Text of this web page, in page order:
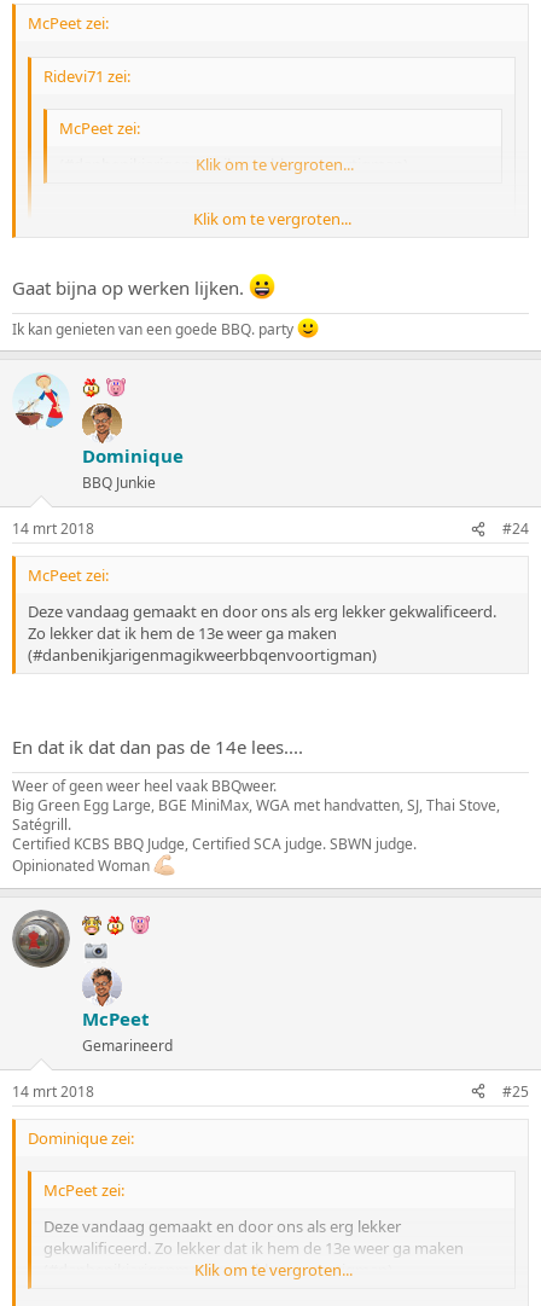
McPeet zei:
Ridevi71 zei:
McPeet zei:
(#danbenikjarigenmagikweerbbqenvoortigman)
Klik om te vergroten...
Klik om te vergroten...
Yep, wat hebben we het zwaar he B-)
Klik om te vergroten...
Gaat bijna op werken lijken.
Ik kan genieten van een goede BBQ. party
Dominique
BBQ Junkie
14 mrt 2018 #24
McPeet zei:
Deze vandaag gemaakt en door ons als erg lekker gekwalificeerd.
Zo lekker dat ik hem de 13e weer ga maken
(#danbenikjarigenmagikweerbbqenvoortigman)
En dat ik dat dan pas de 14e lees....
Weer of geen weer heel vaak BBQweer.
Big Green Egg Large, BGE MiniMax, WGA met handvatten, SJ, Thai Stove,
Satégrill.
Certified KCBS BBQ Judge, Certified SCA judge. SBWN judge.
Opinionated Woman
McPeet
Gemarineerd
14 mrt 2018 #25
Dominique zei:
McPeet zei:
Deze vandaag gemaakt en door ons als erg lekker
gekwalificeerd. Zo lekker dat ik hem de 13e weer ga maken
(#danbenikjarigenmagikweerbbqenvoortigman)
Klik om te vergroten...